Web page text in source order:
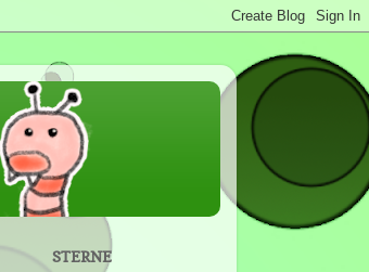
STERNE